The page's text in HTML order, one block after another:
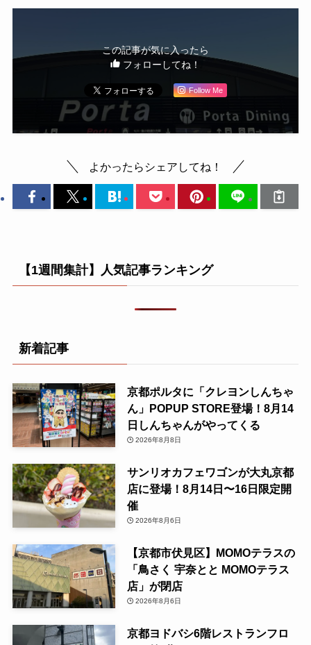
この記事が気に入ったら
フォローしてね！
Follow Me
よかったらシェアしてね！
【1週間集計】人気記事ランキング
新着記事
京都ポルタに「クレヨンしんちゃ
ん」POPUP STORE登場！8月14
日しんちゃんがやってくる
2026年8月8日
サンリオカフェワゴンが大丸京都
店に登場！8月14日〜16日限定開
催
2026年8月6日
【京都市伏見区】MOMOテラスの
「鳥さく 宇奈とと MOMOテラス
店」が閉店
2026年8月6日
京都ヨドバシ6階レストランフロ